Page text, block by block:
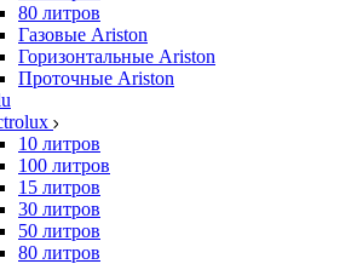
80 литров
Газовые Ariston
Горизонтальные Ariston
Проточные Ariston
10 литров
100 литров
15 литров
30 литров
50 литров
80 литров